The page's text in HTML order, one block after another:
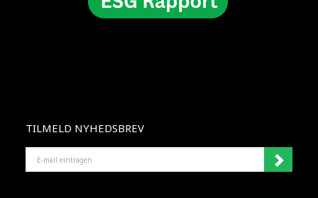
TILMELD NYHEDSBREV
MAIL
EINTRAGEN